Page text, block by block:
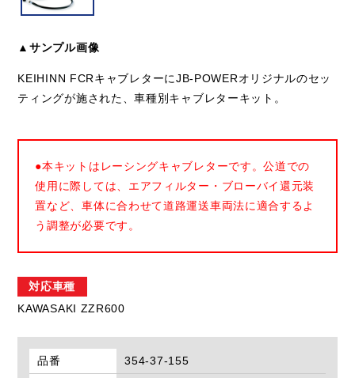
▲サンプル画像
KEIHINN FCRキャブレターにJB-POWERオリジナルのセッ
ティングが施された、車種別キャブレターキット。
●本キットはレーシングキャブレターです。公道での
使用に際しては、エアフィルター・ブローバイ還元装
置など、車体に合わせて道路運送車両法に適合するよ
う調整が必要です。
対応車種
KAWASAKI ZZR600
品番
354-37-155